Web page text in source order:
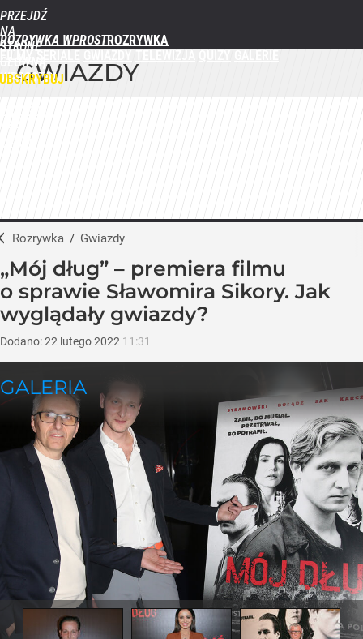
PRZEJDŹ
NA
STRONĘ
GŁÓWNĄ
WPROST.PL
ROZRYWKA WPROST
GWIAZDY
Rozrywka / Gwiazdy
„Mój dług” – premiera filmu
o sprawie Sławomira Sikory. Jak
wyglądały gwiazdy?
Dodano:22 lutego2022 11:31